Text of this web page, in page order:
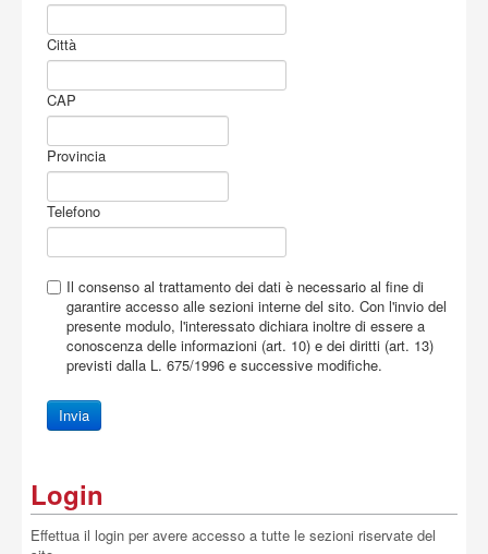
Città
CAP
Provincia
Telefono
Il consenso al trattamento dei dati è necessario al fine di
garantire accesso alle sezioni interne del sito. Con l'invio del
presente modulo, l'interessato dichiara inoltre di essere a
conoscenza delle informazioni (art. 10) e dei diritti (art. 13)
previsti dalla L. 675/1996 e successive modifiche.
Login
Effettua il login per avere accesso a tutte le sezioni riservate del